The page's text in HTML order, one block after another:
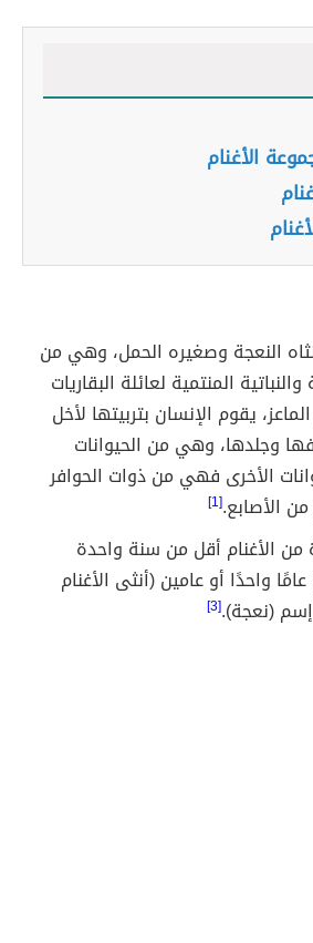
الأغنام
النعجة وصغيره الحمل، وهي من
المنتمية لعائلة البقاريات
يقوم الإنسان بتربيتها لأخل
وجلدها، وهي من الحيوانات
الأخرى فهي من ذوات الحوافر
الأصابع.[1]
الأغنام أقل من سنة واحدة
واحدًا أو عامين (أنثى الأغنام
إسم (نعجة).[3]